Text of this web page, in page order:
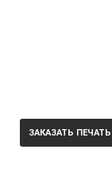
ЗАКАЗАТЬ ПЕЧАТЬ